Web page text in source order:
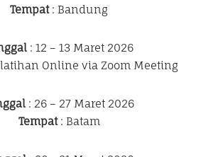
Tempat: Bandung
: 12 – 13 Maret 2026
Online via Zoom Meeting
: 26 – 27 Maret 2026
Tempat: Batam